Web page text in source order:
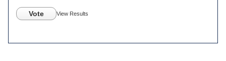
Vote View Results